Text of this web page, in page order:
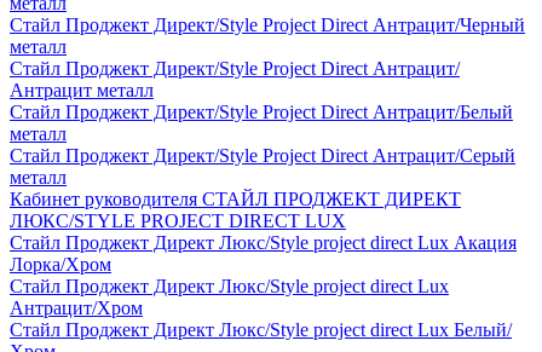
Стайл Проджект Директ/Style Project Direct Антрацит/Черный
металл
Стайл Проджект Директ/Style Project Direct Антрацит/
Антрацит металл
Стайл Проджект Директ/Style Project Direct Антрацит/Белый
металл
Стайл Проджект Директ/Style Project Direct Антрацит/Серый
металл
Кабинет руководителя СТАЙЛ ПРОДЖЕКТ ДИРЕКТ
ЛЮКС/STYLE PROJECT DIRECT LUX
Стайл Проджект Директ Люкс/Style project direct Lux Акация
Лорка/Хром
Стайл Проджект Директ Люкс/Style project direct Lux
Антрацит/Хром
Стайл Проджект Директ Люкс/Style project direct Lux Белый/